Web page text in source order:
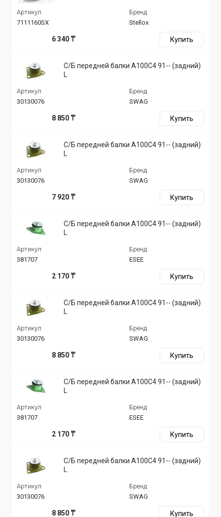
Артикул
7111160SX
Бренд
Stellox
6 340 ₸ Купить
С/Б передней балки A100C4 91-- (задний)
L
Артикул
30130076
Бренд
SWAG
8 850 ₸ Купить
С/Б передней балки A100C4 91-- (задний)
L
Артикул
30130076
Бренд
SWAG
7 920 ₸ Купить
С/Б передней балки A100C4 91-- (задний)
L
Артикул
381707
Бренд
ESEE
2 170 ₸ Купить
С/Б передней балки A100C4 91-- (задний)
L
Артикул
30130076
Бренд
SWAG
8 850 ₸ Купить
С/Б передней балки A100C4 91-- (задний)
L
Артикул
381707
Бренд
ESEE
2 170 ₸ Купить
С/Б передней балки A100C4 91-- (задний)
L
Артикул
30130076
Бренд
SWAG
8 850 ₸ Купить